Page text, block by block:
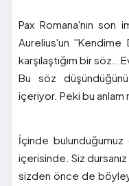
Pax Romana'nın son
Aurelius'un ''Kendime
karşılaştığım bir söz..
Bu söz
içeriyor. Peki bu anlam
İçinde
içerisinde. Siz
sizden önce de